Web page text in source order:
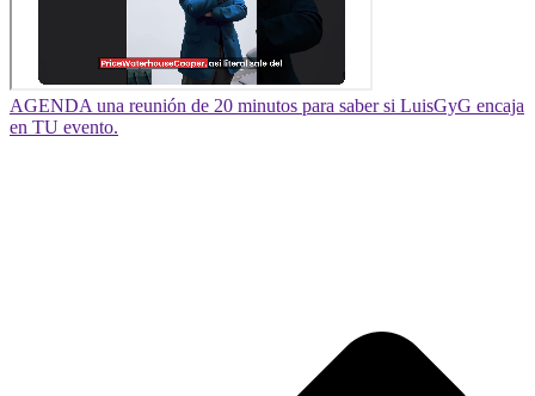
AGENDA una reunión de 20 minutos para saber si LuisGyG encaja
en TU evento.